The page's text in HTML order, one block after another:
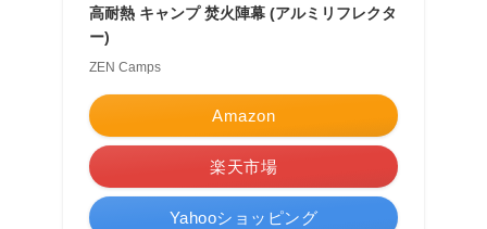
高耐熱 キャンプ 焚火陣幕 (アルミリフレクタ
ー)
ZEN Camps
Amazon
楽天市場
Yahooショッピング